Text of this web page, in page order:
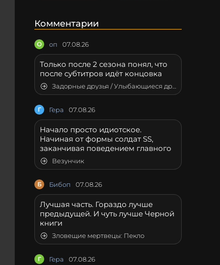
Комментарии
О оп 07.08.26
Только после 2 сезона понял, что
после субтитров идёт концовка
Задорные друзья / Улыбающиеся друзья
Г Гера 07.08.26
Начало просто идиотское.
Начиная от формы солдат SS,
заканчивая поведением главного
Везунчик
Б Бибоп 07.08.26
Лучшая часть. Гораздо лучше
предыдущей. И чуть лучше Черной
книги
Зловещие мертвецы: Пекло
Г Гера 07.08.26